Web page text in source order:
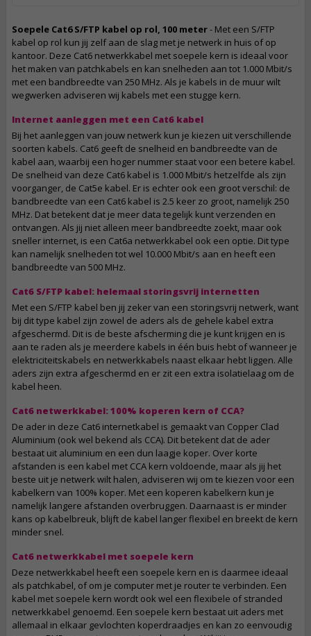
Soepele Cat6 S/FTP kabel op rol, 100 meter- Met een S/FTP
kabel op rol kun jij zelf aan de slag met je netwerk in huis of op
kantoor. Deze Cat6 netwerkkabel met soepele kern is ideaal voor
het maken van patchkabels en kan snelheden aan tot 1.000 Mbit/s
met een bandbreedte van 250 MHz. Als je kabels in de muur wilt
wegwerken adviseren wij kabels met een stugge kern.
Internet aanleggen met een Cat6 kabel
Bij het aanleggen van jouw netwerk kun je kiezen uit verschillende
soorten kabels. Cat6 geeft de snelheid en bandbreedte van de
kabel aan, waarbij een hoger nummer staat voor een betere kabel.
De snelheid van deze Cat6 kabel is 1.000 Mbit/s hetzelfde als zijn
voorganger, de Cat5e kabel. Er is echter ook een groot verschil: de
bandbreedte van een Cat6 kabel is 2.5 keer zo groot, namelijk 250
MHz. Dat betekent dat je meer data tegelijk kunt verzenden en
ontvangen. Als jij niet alleen meer bandbreedte zoekt, maar ook
sneller internet, is een Cat6a netwerkkabel ook een optie. Dit type
kan namelijk snelheden tot wel 10.000 Mbit/s aan en heeft een
bandbreedte van 500 MHz.
Cat6 S/FTP kabel: helemaal storingsvrij internetten
Met een S/FTP kabel ben jij zeker van een storingsvrij netwerk, want
bij dit type kabel zijn zowel de aders als de gehele kabel extra
afgeschermd. Dit is de beste afscherming die je kunt krijgen en is
aan te raden als je meerdere kabels in één buis hebt of wanneer je
elektriciteitskabels en netwerkkabels naast elkaar hebt liggen. Alle
aders zijn extra afgeschermd en er zit een extra isolatielaag om de
kabel heen.
Cat6 netwerkkabel: 100% koperen kern of CCA?
De ader in deze Cat6 internetkabel is gemaakt van Copper Clad
Aluminium (ook wel bekend als CCA). Dit betekent dat de ader
bestaat uit aluminium en een dun laagje koper. Over korte
afstanden is een kabel met CCA kern voldoende, maar als jij het
beste uit je netwerk wilt halen, adviseren wij om te kiezen voor een
kabelkern van 100% koper. Met een koperen kabelkern kun je
namelijk langere afstanden overbruggen. Daarnaast is er minder
kans op kabelbreuk, blijft de kabel langer flexibel en breekt de kern
minder snel.
Cat6 netwerkkabel met soepele kern
Deze netwerkkabel heeft een soepele kern en is daarmee ideaal
als patchkabel, of om je computer met je router te verbinden. Een
kabel met soepele kern wordt ook wel een flexibele of stranded
netwerkkabel genoemd. Een soepele kern bestaat uit aders met
allemaal in elkaar gevlochten koperdraadjes en kan zo eenvoudig